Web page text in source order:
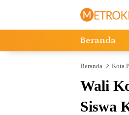
Beranda
Beranda Kota
Wali
Siswa